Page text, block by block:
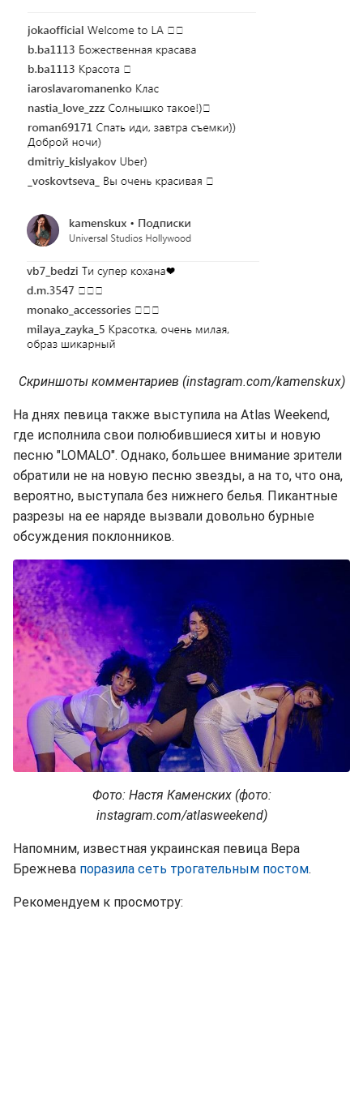
Скриншоты комментариев (instagram.com/kamenskux)
На днях певица также выступила на Atlas Weekend,
где исполнила свои полюбившиеся хиты и новую
песню "LOMALO". Однако, большее внимание зрители
обратили не на новую песню звезды, а на то, что она,
вероятно, выступала без нижнего белья. Пикантные
разрезы на ее наряде вызвали довольно бурные
обсуждения поклонников.
Фото: Настя Каменских (фото:
instagram.com/atlasweekend)
Напомним, известная украинская певица Вера
Брежнева поразила сеть трогательным постом.
Рекомендуем к просмотру: